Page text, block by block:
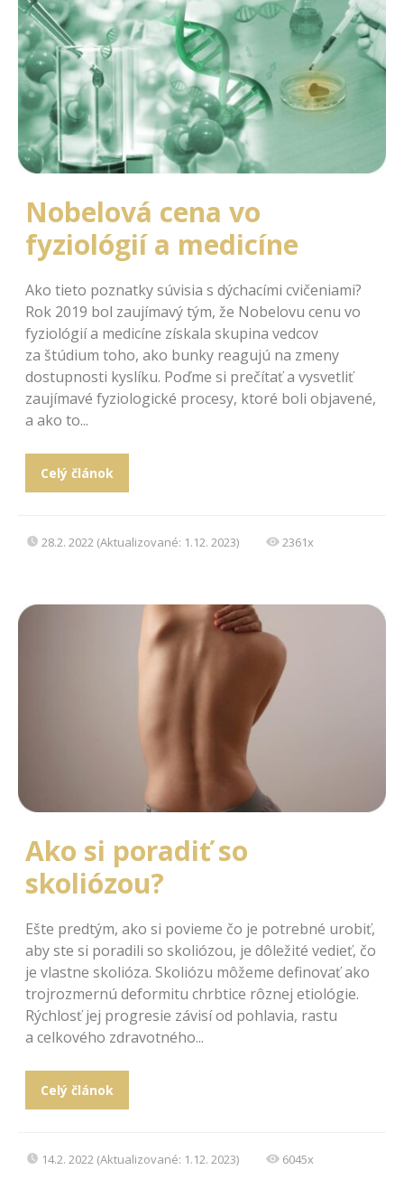
Nobelová cena vo
fyziológií a medicíne
Ako tieto poznatky súvisia s dýchacími cvičeniami?
Rok 2019 bol zaujímavý tým, že Nobelovu cenu vo
fyziológií a medicíne získala skupina vedcov
za štúdium toho, ako bunky reagujú na zmeny
dostupnosti kyslíku. Poďme si prečítať a vysvetliť
zaujímavé fyziologické procesy, ktoré boli objavené,
a ako to...
Celý článok
28.2. 2022 (Aktualizované: 1.12. 2023) 2361x
Ako si poradiť so
skoliózou?
Ešte predtým, ako si povieme čo je potrebné urobiť,
aby ste si poradili so skoliózou, je dôležité vedieť, čo
je vlastne skolióza. Skoliózu môžeme definovať ako
trojrozmernú deformitu chrbtice rôznej etiológie.
Rýchlosť jej progresie závisí od pohlavia, rastu
a celkového zdravotného...
Celý článok
14.2. 2022 (Aktualizované: 1.12. 2023) 6045x